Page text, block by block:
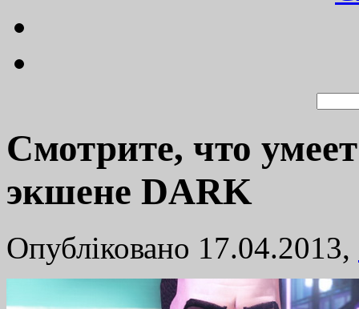
Смотрите, что
экшене DARK
Опубліковано 17.04.2013,